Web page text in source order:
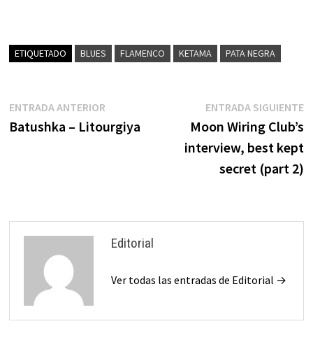
ETIQUETADO BLUES FLAMENCO KETAMA PATA NEGRA
Navegación
de
ENTRADA ANTERIOREntrada
anterior:
Batushka – Litourgiya
ENTRADA SIGUIENTE
Moon Wiring Club’s
interview, best kept
secret (part 2)
Editorial
Ver todas las entradas de Editorial →